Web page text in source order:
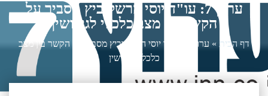
ערוץ 7: עו"ד יוסי הרשקוביץ מסביר על
הקשר בין מצב כלכלי לגירושין
דף הבית »
ערוץ 7: עו"ד יוסי הרשקוביץ מסביר על הקשר בין מצב
כלכלי לגירושין